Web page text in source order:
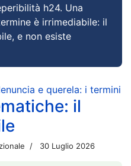
h24. Una
è irrimediabile: il
e non esiste
e querela: i termini
il
30 Luglio 2026